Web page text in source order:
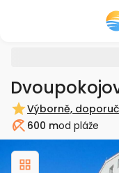
Výborně,
Pláž 600 mod pláže